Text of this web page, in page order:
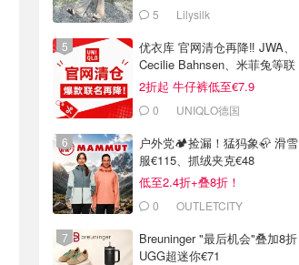
5 Lilysilk
优衣库 官网清仓再降‼️ JWA、
Cecilie Bahnsen、米菲兔等联
名
2折起 牛仔裤低至€7.9
0 UNIQLO德国
户外党🏕️捡漏！猛犸象🦣 滑雪
服€115、抓绒夹克€48
低至2.4折+叠8折！
0
OUTLETCITY
Breuninger "最后机会"叠加8折
UGG超迷你€71